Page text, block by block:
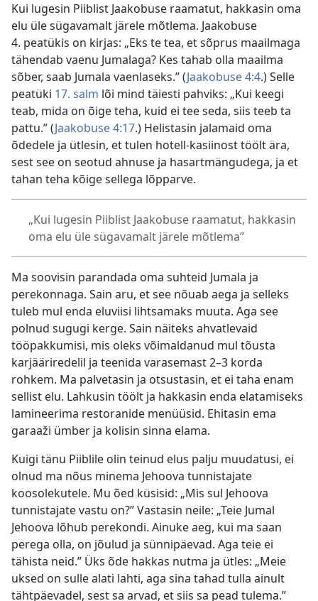
Kui lugesin Piiblist Jaakobuse raamatut, hakkasin oma
elu üle sügavamalt järele mõtlema. Jaakobuse
4. peatükis on kirjas: „Eks te tea, et sõprus maailmaga
tähendab vaenu Jumalaga? Kes tahab olla maailma
sõber, saab Jumala vaenlaseks.” (Jaakobuse 4:4.) Selle
peatüki 17. salm lõi mind täiesti pahviks: „Kui keegi
teab, mida on õige teha, kuid ei tee seda, siis teeb ta
pattu.” (Jaakobuse 4:17.) Helistasin jalamaid oma
õdedele ja ütlesin, et tulen hotell-kasiinost töölt ära,
sest see on seotud ahnuse ja hasartmängudega, ja et
tahan teha kõige sellega lõpparve.
„Kui lugesin Piiblist Jaakobuse raamatut, hakkasin
oma elu üle sügavamalt järele mõtlema”
Ma soovisin parandada oma suhteid Jumala ja
perekonnaga. Sain aru, et see nõuab aega ja selleks
tuleb mul enda eluviisi lihtsamaks muuta. Aga see
polnud sugugi kerge. Sain näiteks ahvatlevaid
tööpakkumisi, mis oleks võimaldanud mul tõusta
karjääriredelil ja teenida varasemast 2–3 korda
rohkem. Ma palvetasin ja otsustasin, et ei taha enam
sellist elu. Lahkusin töölt ja hakkasin enda elatamiseks
lamineerima restoranide menüüsid. Ehitasin ema
garaaži ümber ja kolisin sinna elama.
Kuigi tänu Piiblile olin teinud elus palju muudatusi, ei
olnud ma nõus minema Jehoova tunnistajate
koosolekutele. Mu õed küsisid: „Mis sul Jehoova
tunnistajate vastu on?” Vastasin neile: „Teie Jumal
Jehoova lõhub perekondi. Ainuke aeg, kui ma saan
perega olla, on jõulud ja sünnipäevad. Aga teie ei
tähista neid.” Üks õde hakkas nutma ja ütles: „Meie
uksed on sulle alati lahti, aga sina tahad tulla ainult
tähtpäevadel, sest sa arvad, et siis sa pead tulema.”